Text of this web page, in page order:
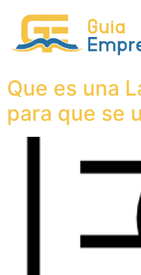
Que es una
para que se